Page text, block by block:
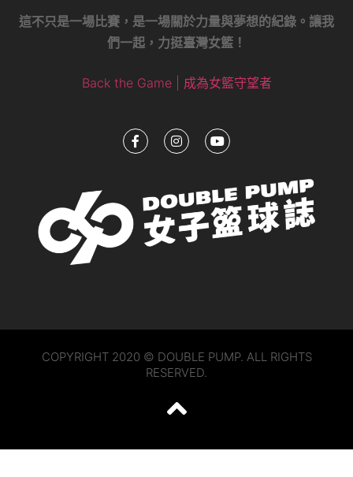
這不只是一場比賽，是一場關於力量與夢想的紀錄。讓我
們一起，力挺臺灣女籃！
Back the Game | 成為女籃守望者
COPYRIGHT 2020 © DOUBLE PUMP. ALL RIGHTS
RESERVED.